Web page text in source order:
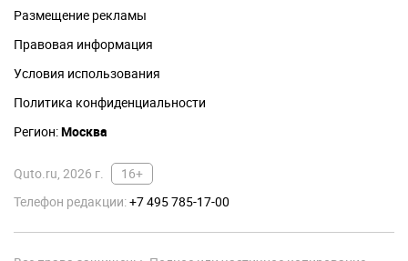
Размещение рекламы
Правовая информация
Условия использования
Политика конфиденциальности
Регион:Москва
Quto.ru, 2026 г.
16+
Телефон редакции:+7 495 785-17-00